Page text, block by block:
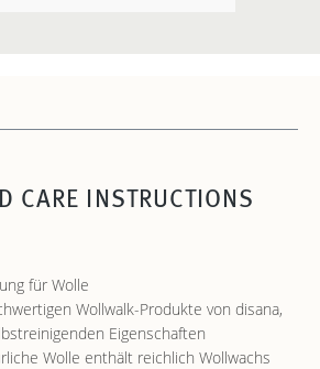
CARE INSTRUCTIONS
für Wolle
Wollwalk-Produkte von disana,
Eigenschaften
Wolle enthält reichlich Wollwachs